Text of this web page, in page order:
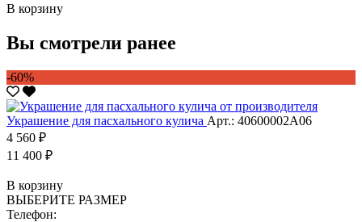
В корзину
Вы смотрели ранее
-60%
Украшение для пасхального кулича Арт.: 40600002А06
4 560 ₽
11 400 ₽
В корзину
ВЫБЕРИТЕ РАЗМЕР
Телефон: